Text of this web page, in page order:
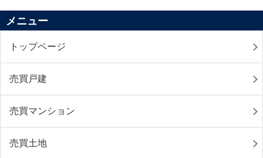
メニュー
トップページ
売買戸建
売買マンション
売買土地